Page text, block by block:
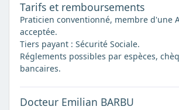
Tarifs et remboursements
Praticien conventionné, membre d'une
acceptée.
Tiers payant : Sécurité Sociale.
Réglements possibles par espèces,
bancaires.
Docteur Emilian BARBU